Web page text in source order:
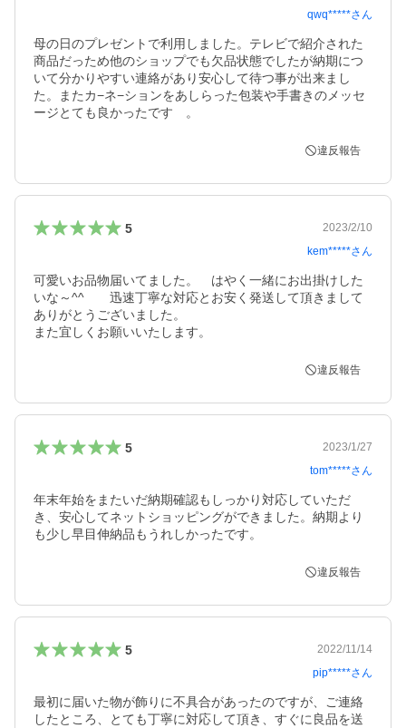
qwq*****さん
母の日のプレゼントで利用しました。テレビで紹介された
商品だっため他のショップでも欠品状態でしたが納期につ
いて分かりやすい連絡があり安心して待つ事が出来まし
た。またカ−ネ−ションをあしらった包装や手書きのメッセ
違反報告
5
2023/2/10
kem*****さん
可愛いお品物届いてました。　はやく一緒にお出掛けした
いな～^^　　迅速丁寧な対応とお安く発送して頂きまして
ありがとうございました。
また宜しくお願いいたします。
違反報告
5
2023/1/27
tom*****さん
年末年始をまたいだ納期確認もしっかり対応していただ
き、安心してネットショッピングができました。納期より
も少し早目伸納品もうれしかったです。
違反報告
5
2022/11/14
pip*****さん
最初に届いた物が飾りに不具合があったのですが、ご連絡
したところ、とても丁寧に対応して頂き、すぐに良品を送